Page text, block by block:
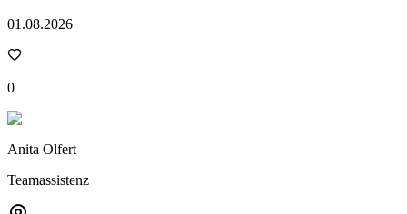
01.08.2026
0
Anita Olfert
Teamassistenz